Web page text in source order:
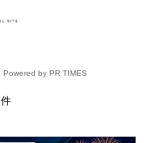
Powered by PR TIMES
件